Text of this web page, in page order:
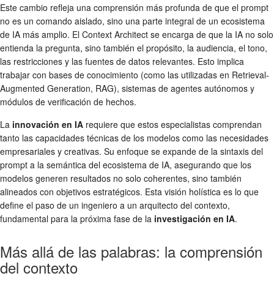
Este cambio refleja una comprensión más profunda de que el prompt
no es un comando aislado, sino una parte integral de un ecosistema
de IA más amplio. El Context Architect se encarga de que la IA no solo
entienda la pregunta, sino también el propósito, la audiencia, el tono,
las restricciones y las fuentes de datos relevantes. Esto implica
trabajar con bases de conocimiento (como las utilizadas en Retrieval-
Augmented Generation, RAG), sistemas de agentes autónomos y
módulos de verificación de hechos.
La innovación en IA requiere que estos especialistas comprendan
tanto las capacidades técnicas de los modelos como las necesidades
empresariales y creativas. Su enfoque se expande de la sintaxis del
prompt a la semántica del ecosistema de IA, asegurando que los
modelos generen resultados no solo coherentes, sino también
alineados con objetivos estratégicos. Esta visión holística es lo que
define el paso de un ingeniero a un arquitecto del contexto,
fundamental para la próxima fase de la investigación en IA.
Más allá de las palabras: la comprensión
del contexto